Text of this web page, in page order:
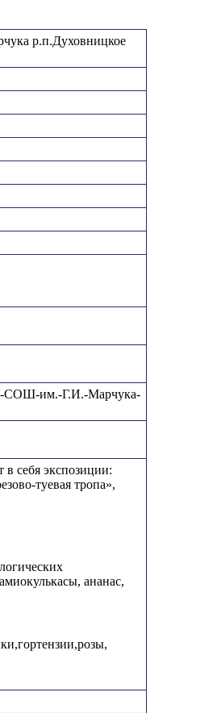
р.п.Духовницкое
СОШ-им.-Г.И.-Марчука-
в себя экспозиции:
туевая тропа»,
ананас,